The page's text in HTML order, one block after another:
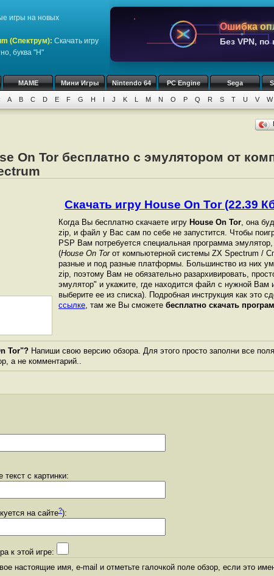
игры на новых
(Спектрум): Скачать игру
буква "H"
Ошибка
Без VPN, по
MAME Мини Игры Nintendo 64 PC Engine Sega
A B C D E F G H I J K L M N O P Q R S T U V W
On Tor бесплатно с эмулятором от
Скачать игру House On Tor (22.39
Когда Вы бесплатно скачаете игру House On Tor, она
zip, и файл у Вас сам по себе не запустится. Чтобы
PSP Вам потребуется специальная программа
(House On Torот компьютерной системы ZX Spectrum /
разные и под разные платформы. Большинство из них
zip, поэтому Вам не обязательно разархивировать,
эмулятор" и укажите, где находится файл с нужной Вам
выберите ее из списка). Подробная инструкция как это
ссылке, там же Вы сможете бесплатно скачать
Tor"? Напиши свою версию обзора. Для этого просто заполни все
а не комментарий..
с картинки:
на сайте?):
к этой игре:
настоящие имя, e-mail и отметьте галочкой поле обзор, если это